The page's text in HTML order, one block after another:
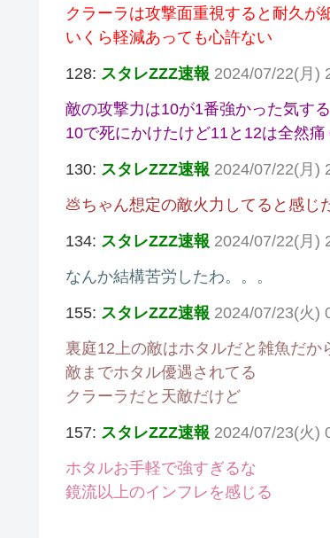
クラーラは攻撃面重視すると耐久が
いくら軽減あっても心許ない
128: スタレZZZ速報 2024/07/22(月)
敵の攻撃力は10が1番強かった気す
10で死にかけたけど11と12は全然痛
130: スタレZZZ速報 2024/07/22(月)
💩ちゃん想定の敵火力してると感じ
134: スタレZZZ速報 2024/07/22(月)
なんか結構苦労したわ。。。
155: スタレZZZ速報 2024/07/23(火)
裏庭12上の敵はホタルだと雑魚だか
敵までホタル優遇されてる
クラーラだと天敵だけど
157: スタレZZZ速報 2024/07/23(火)
ホタルお手軽で強すぎるな
鏡流以上のインフレを感じる